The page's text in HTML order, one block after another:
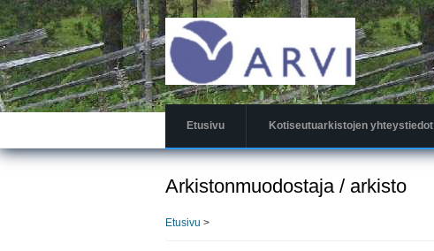
Hyppää
pääsisältöön
Etusivu Kotiseutuarkistojen yhteystiedot
Arkistonmuodostaja / arkisto
Etusivu >